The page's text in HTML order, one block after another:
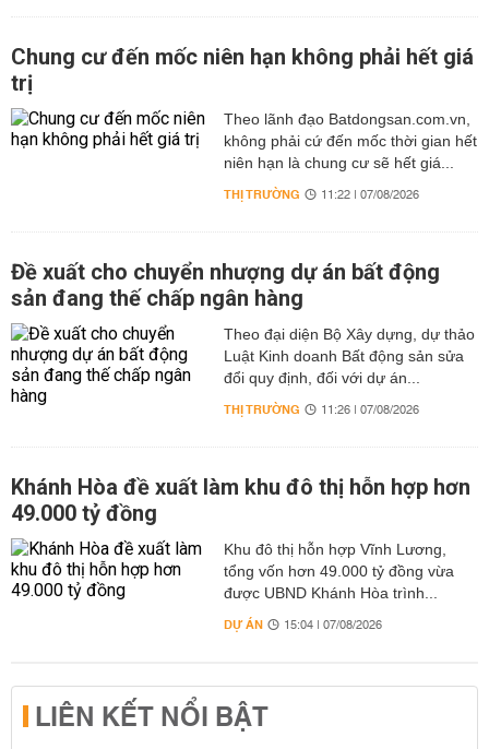
Chung cư đến mốc niên hạn không phải hết giá
trị
Theo lãnh đạo Batdongsan.com.vn,
không phải cứ đến mốc thời gian hết
niên hạn là chung cư sẽ hết giá...
THỊ TRƯỜNG 11:22 | 07/08/2026
Đề xuất cho chuyển nhượng dự án bất động
sản đang thế chấp ngân hàng
Theo đại diện Bộ Xây dựng, dự thảo
Luật Kinh doanh Bất động sản sửa
đổi quy định, đối với dự án...
THỊ TRƯỜNG 11:26 | 07/08/2026
Khánh Hòa đề xuất làm khu đô thị hỗn hợp hơn
49.000 tỷ đồng
Khu đô thị hỗn hợp Vĩnh Lương,
tổng vốn hơn 49.000 tỷ đồng vừa
được UBND Khánh Hòa trình...
DỰ ÁN 15:04 | 07/08/2026
LIÊN KẾT NỔI BẬT